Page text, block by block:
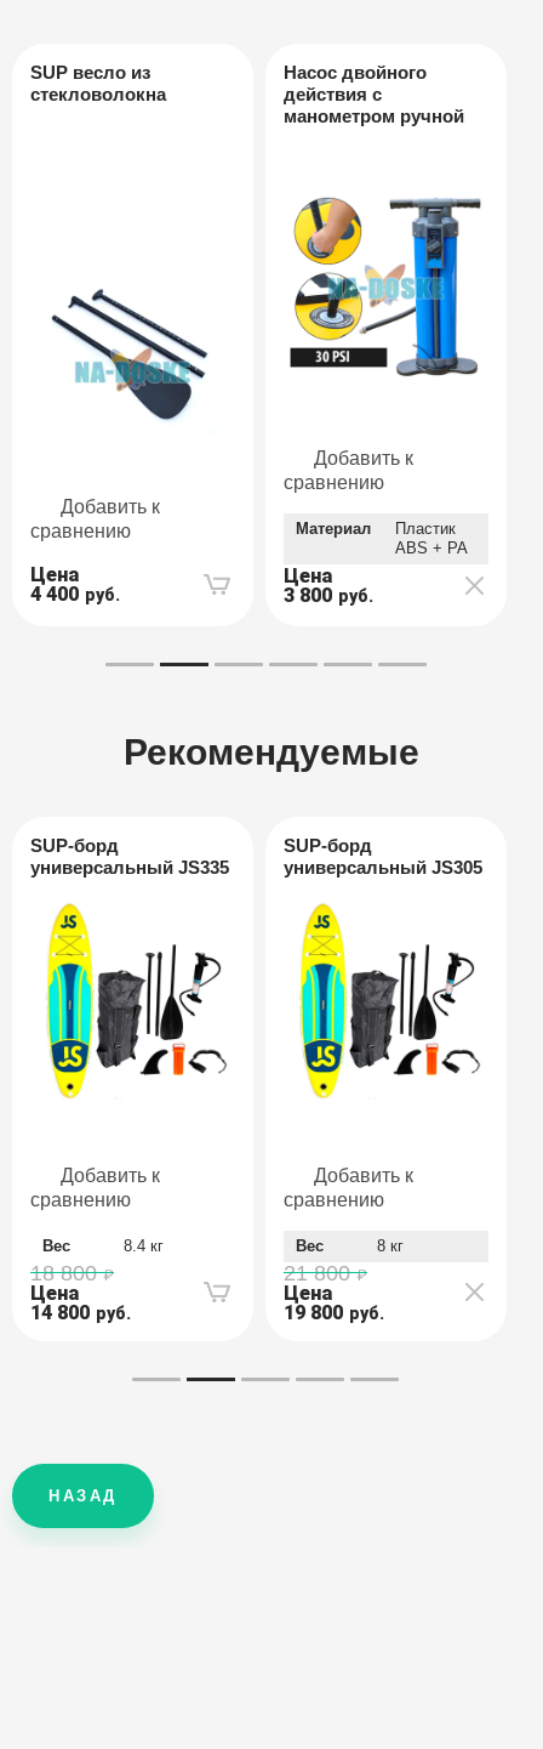
SUP весло из
стекловолокна
Добавить к
сравнению
Цена
4 400 руб.
Насос двойного
действия с
манометром ручной
Добавить к
сравнению
Материал
Пластик
ABS + PA
Цена
3 800 руб.
Рекомендуемые
SUP-борд
универсальный JS335
Добавить к
сравнению
Вес 8.4 кг
18 800
Цена
14 800 руб.
SUP-борд
универсальный JS305
Добавить к
сравнению
Вес 8 кг
21 800
Цена
19 800 руб.
НАЗАД